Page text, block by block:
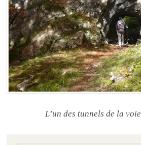
L’un des tunnels de la